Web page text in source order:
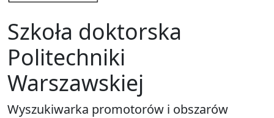
Szkoła doktorska
Politechniki
Warszawskiej
Wyszukiwarka promotorów i obszarów